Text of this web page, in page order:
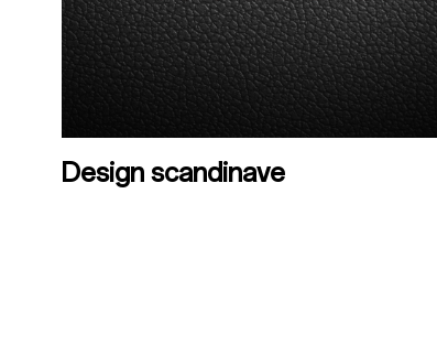
Design scandinave